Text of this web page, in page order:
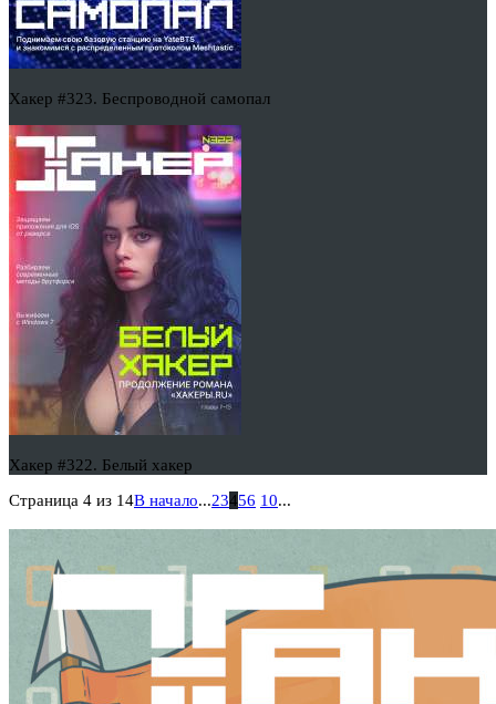
Хакер #323. Беспроводной самопал
Хакер #322. Белый хакер
Страница 4 из 14В начало...23456 10...